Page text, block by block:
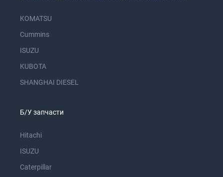
KOMATSU
Cummins
ISUZU
KUBOTA
SHANGHAI DIESEL
Б/У запчасти
Hitachi
ISUZU
Caterpillar